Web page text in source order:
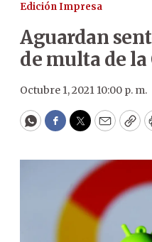
Edición Impresa
Aguardan
de multa de la
Octubre 1, 2021 10:00 p. m.
WhatsApp
Facebook
Twitter
Email